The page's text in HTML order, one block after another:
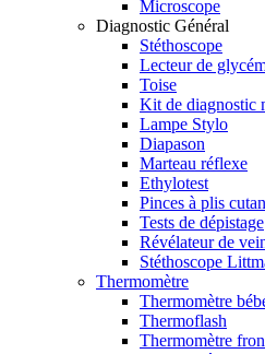
Microscope
Diagnostic Général
Stéthoscope
Lecteur de
Toise
Kit de diagnostic
Lampe Stylo
Diapason
Marteau réflexe
Ethylotest
Pinces à plis
Tests de dépistage
Révélateur de
Stéthoscope
Thermomètre
Thermomètre
Thermoflash
Thermomètre